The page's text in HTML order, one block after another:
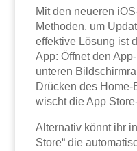
Mit den neueren
Methoden, um
effektive Lösung ist
App: Öffnet den
unteren
Drücken des Home-
wischt die App
Alternativ könnt ihr
Store“ die